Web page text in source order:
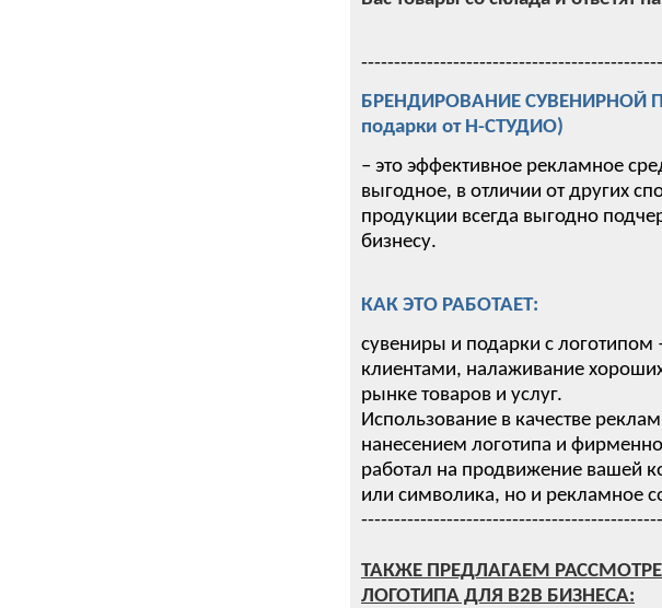
БРЕНДИРОВАНИЕ СУВЕНИРНОЙ
подарки от Н-СТУДИО)
– это эффективное рекламное
выгодное, в отличии от других
продукции всегда выгодно
бизнесу.
КАК ЭТО РАБОТАЕТ:
сувениры и подарки с логотипом
клиентами, налаживание
рынке товаров и услуг.
Использование в качестве
нанесением логотипа и
работал на продвижение вашей
или символика, но и рекламное
ТАКЖЕ ПРЕДЛАГАЕМ
ЛОГОТИПА ДЛЯ B2B БИЗНЕСА: